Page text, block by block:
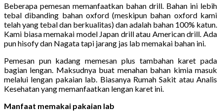
Beberapa pemesan memanfaatkan bahan drill. Bahan ini lebih
tebal dibanding bahan oxford (meskipun bahan oxford kami
telah yang tebal dan berkualitas) dan adalah bahan 100% katun.
Kami biasa memakai model Japan drill atau American drill. Ada
pun hisofy dan Nagata tapi jarang jas lab memakai bahan ini.
Pemesan pun kadang memesan plus tambahan karet pada
bagian lengan. Maksudnya buat menahan bahan kimia masuk
melalui lengan pakaian lab. Biasanya Rumah Sakit atau Analis
Kesehatan yang memanfaatkan lengan karet ini.
Manfaat memakai pakaian lab